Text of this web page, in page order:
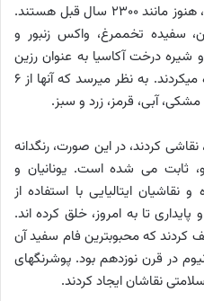
دیوارهای رنگی قلعه دندورا در مصر، هنوز مانند 2300 سال قبل هستند.
سفیده تخم­مرغ، واکس زنبور و
درخت آکاسیا به عنوان رزین
به صورت مجزا و یا مخلوط استفاده می­کردند. به نظر می­رسد که آن­ها از 6
آبی، قرمز، زرد و سبز.
کردند، در این صورت، رنگ­دانه
ثابت می­ شده است. یونانیان و
و نقاشیان ایتالیایی با استفاده از
تا به امروز، خلق کرده ­اند.
کردند که محبوب­ترین فام سفید آن
در قرن نوزدهم بود. پوشرنگ­های
نقاشان ایجاد کردند.